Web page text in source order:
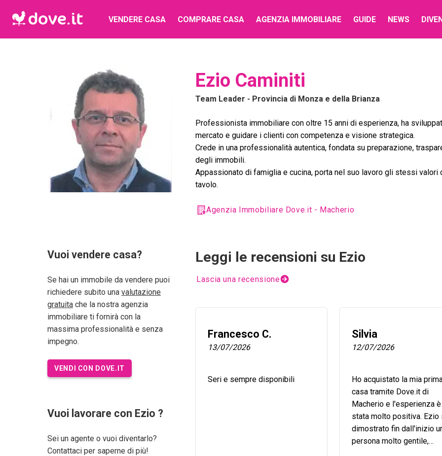
VENDERE CASA COMPRARE CASA AGENZIA IMMOBILIARE GUIDE NEWS
Ezio Caminiti
Team Leader - Provincia di Monza e della Brianza
Professionista immobiliare con oltre 15 anni di esperienza, ha
mercato e guidare i clienti con competenza e visione strategica.
Crede in una professionalità autentica, fondata su preparazione,
degli immobili.
Appassionato di famiglia e cucina, porta nel suo lavoro gli stessi valori
tavolo.
Agenzia Immobiliare Dove.it - Macherio
Vuoi vendere casa?
Se hai un immobile da vendere puoi
richiedere subito una valutazione
gratuita che la nostra agenzia
immobiliare ti fornirà con la
massima professionalità e senza
impegno.
VENDI CON DOVE.IT
Vuoi lavorare con Ezio ?
Sei un agente o vuoi diventarlo?
Contattaci per saperne di più!
Leggi le recensioni su Ezio
Lascia una recensione
Francesco C.
13/07/2026
Seri e sempre disponibili
Silvia
12/07/2026
Ho acquistato la mia
casa tramite Dove.it di
Macherio e l'esperienza è
stata molto positiva. Ezio
dimostrato fin dall'inizio
persona molto gentile,